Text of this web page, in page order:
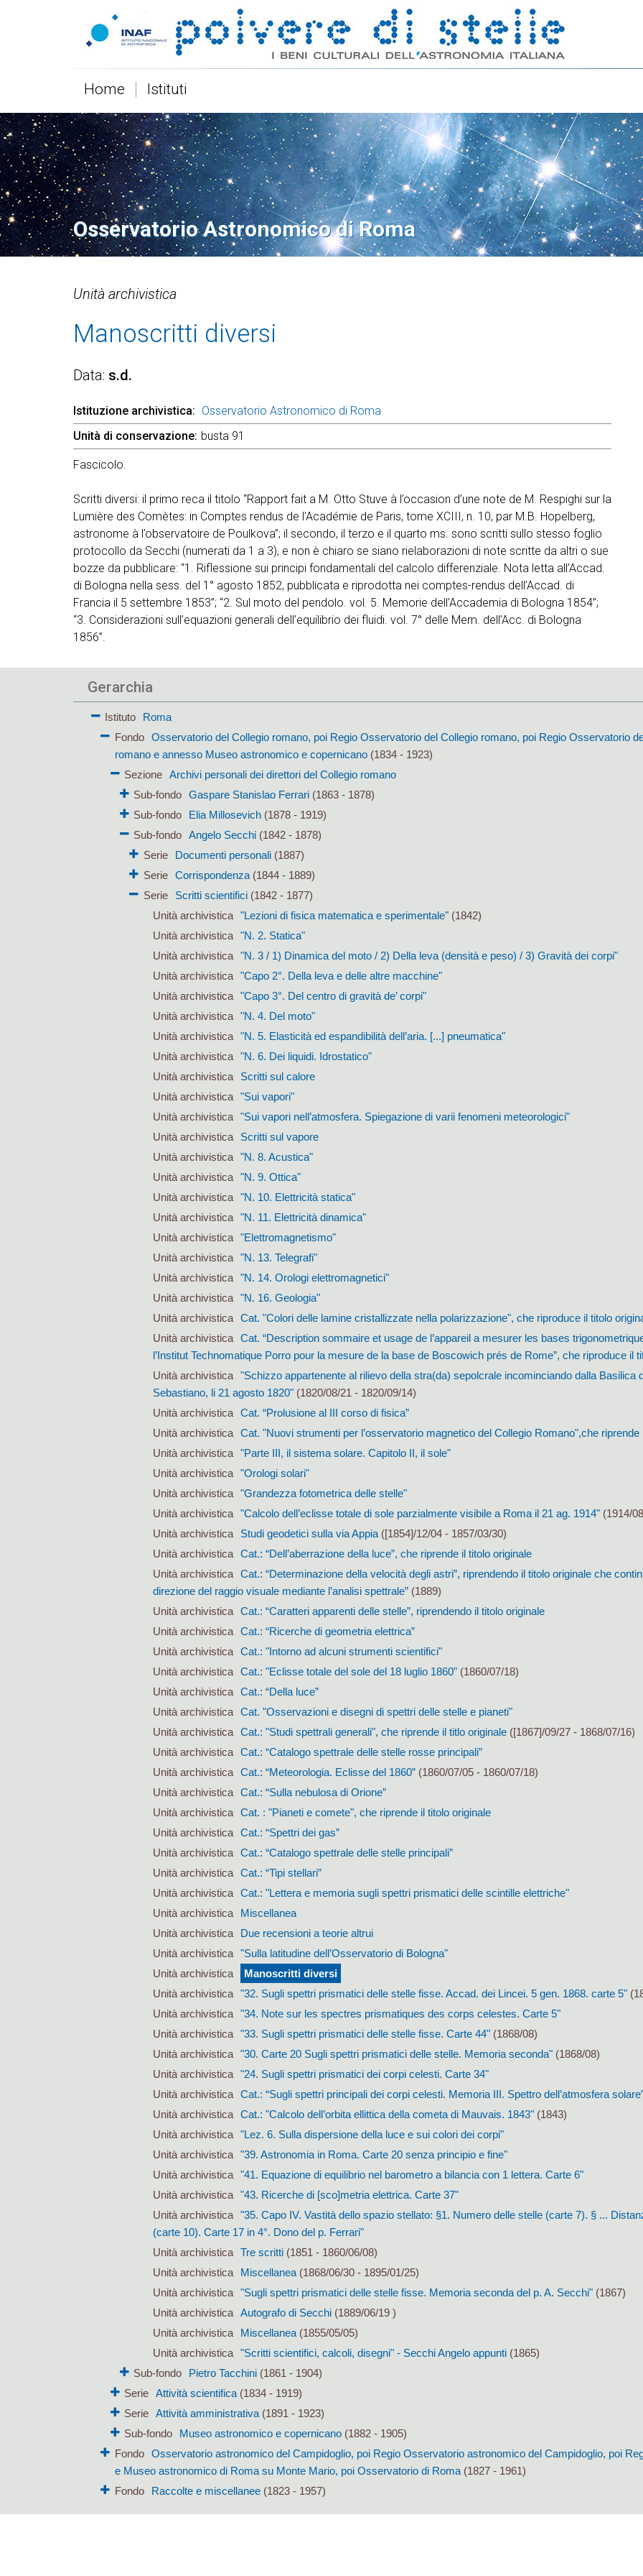
Home Istituti
Osservatorio Astronomico di Roma
Unità archivistica
Manoscritti diversi
Data s.d.
Istituzione archivistica
Osservatorio Astronomico di Roma
Unità di conservazione busta 91
Fascicolo.
Scritti diversi: il primo reca il titolo “Rapport fait a M. Otto Stuve à l’occasion d’une note de M. Respighi sur la
Lumière des Comètes: in Comptes rendus de l’Académie de Paris, tome XCIII, n. 10, par M.B. Hopelberg,
astronome à l’observatoire de Poulkova”; il secondo, il terzo e il quarto ms. sono scritti sullo stesso foglio
protocollo da Secchi (numerati da 1 a 3), e non è chiaro se siano rielaborazioni di note scritte da altri o sue
bozze da pubblicare: “1. Riflessione sui principi fondamentali del calcolo differenziale. Nota letta all’Accad.
di Bologna nella sess. del 1° agosto 1852, pubblicata e riprodotta nei comptes-rendus dell’Accad. di
Francia il 5 settembre 1853”; “2. Sul moto del pendolo. vol. 5. Memorie dell’Accademia di Bologna 1854”;
“3. Considerazioni sull’equazioni generali dell’equilibrio dei fluidi. vol. 7° delle Mem. dell’Acc. di Bologna
1856”.
Gerarchia
Istituto
Roma
Fondo
Osservatorio del Collegio romano, poi Regio Osservatorio del Collegio romano, poi Regio Osservatorio
romano e annesso Museo astronomico e copernicano(1834 - 1923)
Sezione Archivi personali dei direttori del Collegio romano
Sub-fondo
Gaspare Stanislao Ferrari (1863 - 1878)
Sub-fondo
Elia Millosevich (1878 - 1919)
Sub-fondo
Angelo Secchi (1842 - 1878)
Serie
Documenti personali(1887)
Serie
Corrispondenza(1844 - 1889)
Serie
Scritti scientifici(1842 - 1877)
Unità archivistica "Lezioni di fisica matematica e sperimentale"(1842)
Unità archivistica "N. 2. Statica"
Unità archivistica "N. 3 / 1) Dinamica del moto / 2) Della leva (densità e peso) / 3) Gravità dei corpi"
Unità archivistica "Capo 2°. Della leva e delle altre macchine"
Unità archivistica "Capo 3°. Del centro di gravità de’ corpi"
Unità archivistica "N. 4. Del moto"
Unità archivistica "N. 5. Elasticità ed espandibilità dell’aria. [...] pneumatica"
Unità archivistica "N. 6. Dei liquidi. Idrostatico"
Unità archivistica
Scritti sul calore
Unità archivistica "Sui vapori"
Unità archivistica "Sui vapori nell’atmosfera. Spiegazione di varii fenomeni meteorologici"
Unità archivistica
Scritti sul vapore
Unità archivistica "N. 8. Acustica"
Unità archivistica "N. 9. Ottica"
Unità archivistica "N. 10. Elettricità statica"
Unità archivistica "N. 11. Elettricità dinamica"
Unità archivistica "Elettromagnetismo"
Unità archivistica "N. 13. Telegrafi"
Unità archivistica "N. 14. Orologi elettromagnetici"
Unità archivistica "N. 16. Geologia"
Unità archivistica Cat. "Colori delle lamine cristallizzate nella polarizzazione", che riproduce il titolo
Unità archivistica Cat. “Description sommaire et usage de l’appareil a mesurer les bases
l’Institut Technomatique Porro pour la mesure de la base de Boscowich prés de Rome”, che riproduce il
Unità archivistica "Schizzo appartenente al rilievo della stra(da) sepolcrale incominciando dalla Basilica
Sebastiano, li 21 agosto 1820"(1820/08/21 - 1820/09/14)
Unità archivistica Cat. “Prolusione al III corso di fisica”
Unità archivistica Cat. "Nuovi strumenti per l’osservatorio magnetico del Collegio Romano",che riprende
Unità archivistica "Parte III, il sistema solare. Capitolo II, il sole"
Unità archivistica "Orologi solari"
Unità archivistica "Grandezza fotometrica delle stelle"
Unità archivistica "Calcolo dell’eclisse totale di sole parzialmente visibile a Roma il 21 ag. 1914"(1914/
Unità archivistica
Studi geodetici sulla via Appia([1854]/12/04 - 1857/03/30)
Unità archivistica Cat.: “Dell’aberrazione della luce”, che riprende il titolo originale
Unità archivistica Cat.: “Determinazione della velocità degli astri”, riprendendo il titolo originale che
direzione del raggio visuale mediante l’analisi spettrale”(1889)
Unità archivistica Cat.: “Caratteri apparenti delle stelle”, riprendendo il titolo originale
Unità archivistica Cat.: “Ricerche di geometria elettrica”
Unità archivistica Cat.: "Intorno ad alcuni strumenti scientifici"
Unità archivistica Cat.: "Eclisse totale del sole del 18 luglio 1860"(1860/07/18)
Unità archivistica Cat.: “Della luce”
Unità archivistica Cat. "Osservazioni e disegni di spettri delle stelle e pianeti"
Unità archivistica Cat.: "Studi spettrali generali", che riprende il titlo originale([1867]/09/27 - 1868/07/16)
Unità archivistica Cat.: “Catalogo spettrale delle stelle rosse principali”
Unità archivistica Cat.: “Meteorologia. Eclisse del 1860”(1860/07/05 - 1860/07/18)
Unità archivistica Cat.: “Sulla nebulosa di Orione”
Unità archivistica Cat. : "Pianeti e comete", che riprende il titolo originale
Unità archivistica Cat.: “Spettri dei gas”
Unità archivistica Cat.: “Catalogo spettrale delle stelle principali”
Unità archivistica Cat.: “Tipi stellari”
Unità archivistica Cat.: "Lettera e memoria sugli spettri prismatici delle scintille elettriche"
Unità archivistica
Miscellanea
Unità archivistica
Due recensioni a teorie altrui
Unità archivistica "Sulla latitudine dell’Osservatorio di Bologna"
Unità archivistica
Manoscritti diversi
Unità archivistica "32. Sugli spettri prismatici delle stelle fisse. Accad. dei Lincei. 5 gen. 1868. carte 5"
Unità archivistica "34. Note sur les spectres prismatiques des corps celestes. Carte 5"
Unità archivistica "33. Sugli spettri prismatici delle stelle fisse. Carte 44"(1868/08)
Unità archivistica "30. Carte 20 Sugli spettri prismatici delle stelle. Memoria seconda"(1868/08)
Unità archivistica "24. Sugli spettri prismatici dei corpi celesti. Carte 34"
Unità archivistica Cat.: “Sugli spettri principali dei corpi celesti. Memoria III. Spettro dell’atmosfera
Unità archivistica Cat.: "Calcolo dell’orbita ellittica della cometa di Mauvais. 1843"(1843)
Unità archivistica "Lez. 6. Sulla dispersione della luce e sui colori dei corpi"
Unità archivistica "39. Astronomia in Roma. Carte 20 senza principio e fine"
Unità archivistica "41. Equazione di equilibrio nel barometro a bilancia con 1 lettera. Carte 6"
Unità archivistica "43. Ricerche di [sco]metria elettrica. Carte 37"
Unità archivistica "35. Capo IV. Vastità dello spazio stellato: §1. Numero delle stelle (carte 7). § ...
(carte 10). Carte 17 in 4°. Dono del p. Ferrari"
Unità archivistica Tre scritti(1851 - 1860/06/08)
Unità archivistica
Miscellanea(1868/06/30 - 1895/01/25)
Unità archivistica "Sugli spettri prismatici delle stelle fisse. Memoria seconda del p. A. Secchi"(1867)
Unità archivistica Autografo di Secchi(1889/06/19 )
Unità archivistica
Miscellanea(1855/05/05)
Unità archivistica "Scritti scientifici, calcoli, disegni" - Secchi Angelo appunti(1865)
Sub-fondo
Pietro Tacchini (1861 - 1904)
Serie Attività scientifica(1834 - 1919)
Serie Attività amministrativa(1891 - 1923)
Sub-fondo
Museo astronomico e copernicano(1882 - 1905)
Fondo
Osservatorio astronomico del Campidoglio, poi Regio Osservatorio astronomico del Campidoglio, poi
e Museo astronomico di Roma su Monte Mario, poi Osservatorio di Roma(1827 - 1961)
Fondo
Raccolte e miscellanee(1823 - 1957)